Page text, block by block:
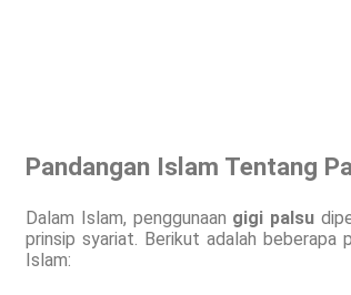
Pandangan Islam Tentang
Dalam Islam, penggunaan gigi palsu
prinsip syariat. Berikut adalah beberapa
Islam: